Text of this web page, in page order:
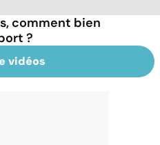
comment bien
?
vidéos